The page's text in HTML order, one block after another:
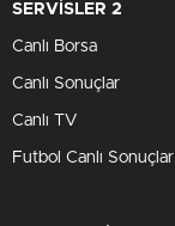
SERVİSLER 2
Canlı Borsa
Canlı Sonuçlar
Canlı TV
Futbol Canlı Sonuçlar